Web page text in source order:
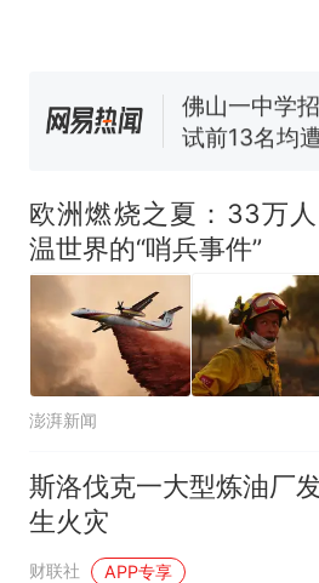
佛山一中学
试前13名均
核查
力已达15级
热 那个在床
因老师一句“
人生
欧洲燃烧之夏：33万
温世界的“哨兵事件”
澎湃新闻
斯洛伐克一大型炼油厂
生火灾
财联社 APP专享